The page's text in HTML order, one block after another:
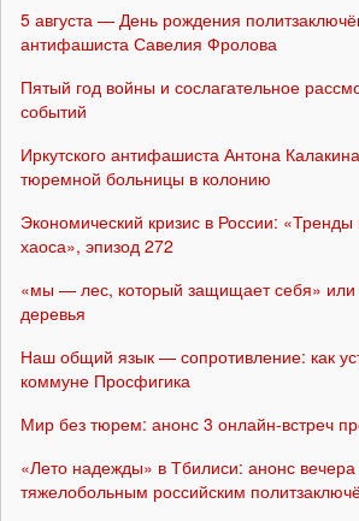
5 августа — День рождения
антифашиста Савелия Фролова
Пятый год войны и сослагательное
событий
Иркутского антифашиста Антона
тюремной больницы в колонию
Экономический кризис в России: «Тренды
хаоса», эпизод 272
«мы — лес, который защищает себя» или
деревья
Наш общий язык — сопротивление: как
коммуне Просфигика
Мир без тюрем: анонс 3 онлайн-встреч
«Лето надежды» в Тбилиси: анонс
тяжелобольным российским